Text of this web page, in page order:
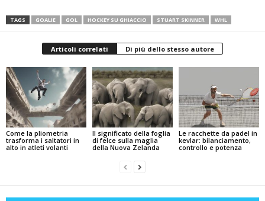
TAGS GOALIE GOL HOCKEY SU GHIACCIO STUART SKINNER WHL
Articoli correlati Di più dello stesso autore
Come la pliometria
trasforma i saltatori in
alto in atleti volanti
Il significato della foglia
di felce sulla maglia
della Nuova Zelanda
Le racchette da padel in
kevlar: bilanciamento,
controllo e potenza